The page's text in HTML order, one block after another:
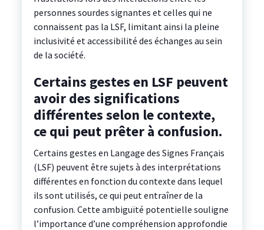
personnes sourdes signantes et celles qui ne
connaissent pas la LSF, limitant ainsi la pleine
inclusivité et accessibilité des échanges au sein
de la société.
Certains gestes en LSF peuvent
avoir des significations
différentes selon le contexte,
ce qui peut prêter à confusion.
Certains gestes en Langage des Signes Français
(LSF) peuvent être sujets à des interprétations
différentes en fonction du contexte dans lequel
ils sont utilisés, ce qui peut entraîner de la
confusion. Cette ambiguïté potentielle souligne
l’importance d’une compréhension approfondie